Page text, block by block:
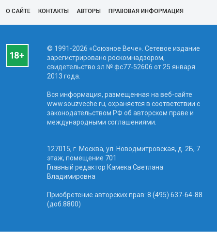
О САЙТЕ КОНТАКТЫ АВТОРЫ ПРАВОВАЯ ИНФОРМАЦИЯ
© 1991-2026 «Союзное Вече». Сетевое издание
зарегистрировано роскомнадзором,
свидетельство эл № фc77-52606 от 25 января
2013 года.
Вся информация, размещенная на веб-сайте
www.souzveche.ru, охраняется в соответствии с
законодательством РФ об авторском праве и
международными соглашениями.
127015, г. Москва, ул. Новодмитровская, д. 2Б, 7
этаж, помещение 701
Главный редактор Камека Светлана
Владимировна
Приобретение авторских прав: 8 (495) 637-64-88
(доб.8800)